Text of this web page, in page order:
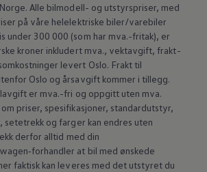
Alle bilmodell- og utstyrspriser, med
på våre helelektriske biler/varebiler
under 300 000 (som har mva.-fritak), er
kroner inkludert mva., vektavgift, frakt-
levert Oslo. Frakt til
Oslo og årsavgift kommer i tillegg.
er mva.-fri og oppgitt uten mva.
priser, spesifikasjoner, standardutstyr,
setetrekk og farger kan endres uten
derfor alltid med din
at bil med ønskede
faktisk kan leveres med det utstyret du